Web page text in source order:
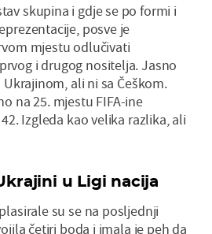
skupina i gdje se po formi i
posve je
mjestu odlučivati
i drugog nositelja. Jasno
ali ni sa Češkom.
na 25. mjestu FIFA-ine
Izgleda kao velika razlika, ali
u Ligi nacija
su se na posljednji
četiri boda i imala je peh da